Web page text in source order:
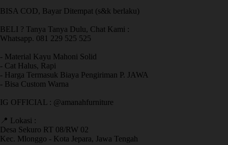
BISA COD, Bayar Ditempat (s&k berlaku)
BELI ? Tanya Tanya Dulu, Chat Kami :
Whatsapp. 081 229 525 525
- Material Kayu Mahoni Solid
- Cat Halus, Rapi
- Harga Termasuk Biaya Pengiriman P. JAWA
- Bisa Custom Warna
IG OFFICIAL : @amanahfurniture
📍 Lokasi :
Desa Sekuro RT 08/RW 02
Kec. Mlonggo - Kota Jepara, Jawa Tengah